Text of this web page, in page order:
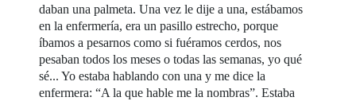
daban una palmeta. Una vez le dije a una, estábamos
en la enfermería, era un pasillo estrecho, porque
íbamos a pesarnos como si fuéramos cerdos, nos
pesaban todos los meses o todas las semanas, yo qué
sé... Yo estaba hablando con una y me dice la
enfermera: “A la que hable me la nombras”. Estaba